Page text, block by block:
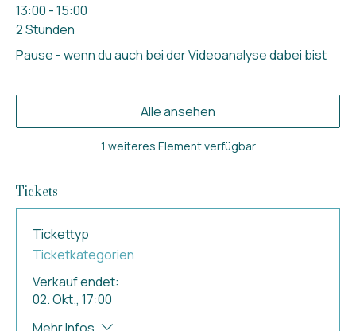
13:00 - 15:00
2 Stunden
Pause - wenn du auch bei der Videoanalyse dabei bist
1 weiteres Element verfügbar
Alle ansehen
Tickets
Tickettyp
Ticketkategorien
Verkauf endet:
02. Okt., 17:00
Mehr Infos